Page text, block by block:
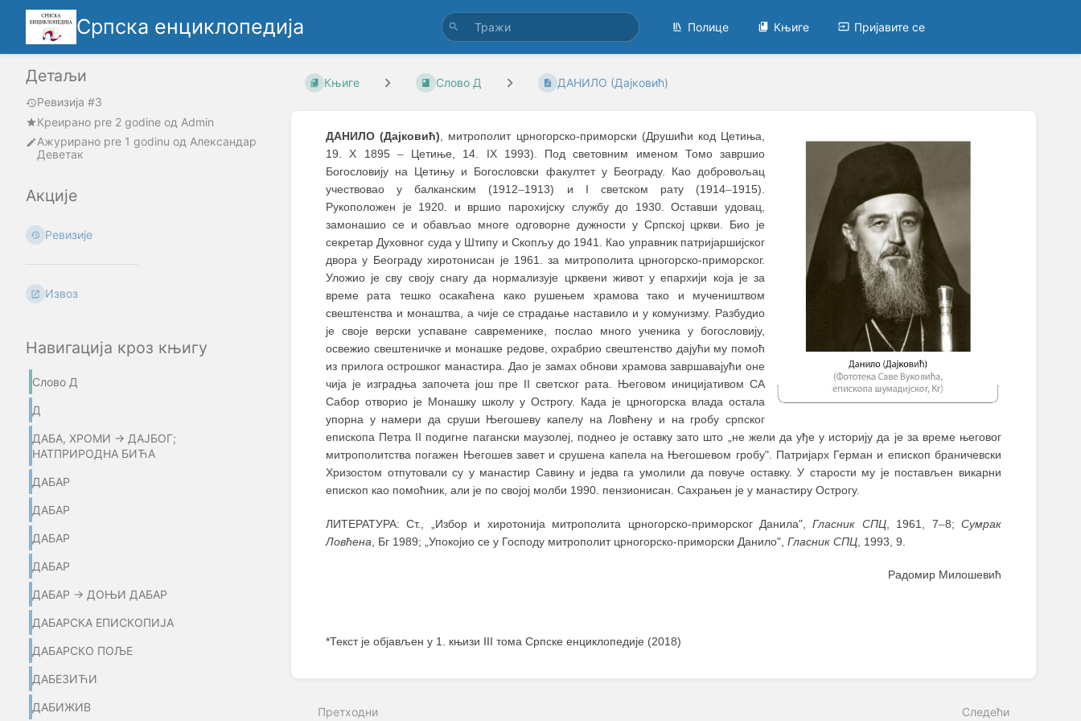
Српска енциклопедија Полице Књиге Пријавите се
Детаљи
Ревизија #3
Креирано pre 2 godine oд Admin
Ажурирано pre 1 godinu од Александар
Деветак
Акције
Ревизије
Извоз
Навигација кроз књигу
Слово Д
Д
ДАБА, ХРОМИ → ДАЈБОГ;
НАТПРИРОДНА БИЋА
ДАБАР
ДАБАР
ДАБАР
ДАБАР
ДАБАР → ДОЊИ ДАБАР
ДАБАРСКА ЕПИСКОПИЈА
ДАБАРСКО ПОЉЕ
ДАБЕЗИЋИ
ДАБИЖИВ
Књиге Слово Д ДАНИЛО (Дајковић)
ДАНИЛО (Дајковић), митрополит црногорско-приморски (Друшићи код Цетиња,
19. X 1895 –Цетиње, 14. IX 1993). Под световним именом Томо завршио
Богословију на Цетињу и Богословски факултет у Београду. Као добровољац
учествовао у балканским (1912–1913) и I светском рату (1914–1915).
Рукоположен је 1920. и вршио парохијску службу до 1930. Оставши удовац,
замонашио се и обављао многе одговорне дужности у Српској цркви. Био је
секретар Духовног суда у Штипу и Скопљу до 1941. Као управник патријаршијског
двора у Београду хиротонисан је 1961. за митрополита црногорско-приморског.
Уложио је сву своју снагу да нормализује црквени живот у епархији која је за
време рата тешко осакаћена како рушењем храмова тако и мучеништвом
свештенства и монаштва, а чије се страдање наставило и у комунизму. Разбудио
је своје верски успаване савременике, послао много ученика у богословију,
освежио свештеничке и монашке редове, охрабрио свештенство дајући му помоћ
из прилога острошког манастира. Дао је замах обнови храмова завршавајући оне
чија је изградња започета још пре II светског рата. Његовом иницијативом СА
Сабор отворио је Монашку школу у Острогу. Када је црногорска влада остала
упорна у намери да сруши Његошеву капелу на Ловћену и на гробу српског
епископа Петра II подигне пагански маузолеј, поднео је оставку зато што „не жели да уђе у историју да је за време његовог
митрополитства погажен Његошев завет и срушена капела на Његошевом гробу". Патријарх Герман и епископ браничевски
Хризостом отпутовали су у манастир Савину и једва га умолили да повуче оставку. У старости му је постављен викарни
епископ као помоћник, али је по својој молби 1990. пензионисан. Сахрањен је у манастиру Острогу.
ЛИТЕРАТУРА: Ст., „Избор и хиротонија митрополита црногорско-приморског Данила",Гласник СПЦ, 1961, 7–8;Сумрак
Ловћена , Бг 1989; „Упокојио се у Господу митрополит црногорско-приморски Данило", Гласник СПЦ , 1993, 9.
Радомир Милошевић
*Текст је објављен у 1. књизи III тома Српске енциклопедије (2018)
mode
Претходни Следећи